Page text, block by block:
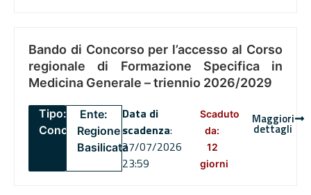
Bando di Concorso per l’accesso al Corso
regionale di Formazione Specifica in
Medicina Generale – triennio 2026/2029
Tipo:
Concorsi
Ente:
Regione
Basilicata
Data di
scadenza:
27/07/2026
23:59
Scaduto
da:
12
giorni
Maggiori
dettagli